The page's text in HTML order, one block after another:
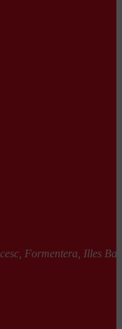
Formentera, Illes